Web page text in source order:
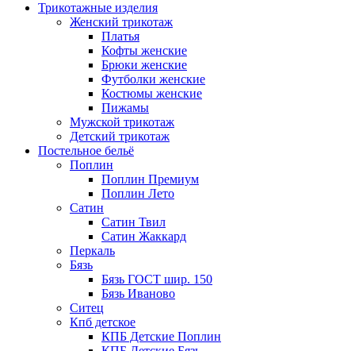
Трикотажные изделия
Женский трикотаж
Платья
Кофты женские
Брюки женские
Футболки женские
Костюмы женские
Пижамы
Мужской трикотаж
Детский трикотаж
Постельное бельё
Поплин
Поплин Премиум
Поплин Лето
Сатин
Сатин Твил
Сатин Жаккард
Перкаль
Бязь
Бязь ГОСТ шир. 150
Бязь Иваново
Ситец
Кпб детское
КПБ Детские Поплин